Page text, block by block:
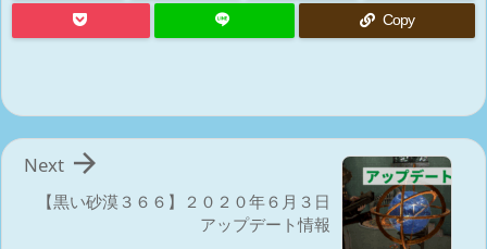
Copy
【黒い砂漠３６６】２０２０年６月３日
アップデート情報

Next